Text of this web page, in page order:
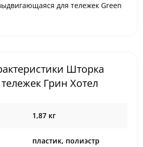
для тележек Green
Шторка
Грин Хотел
1,87 кг
пластик, полиэстр